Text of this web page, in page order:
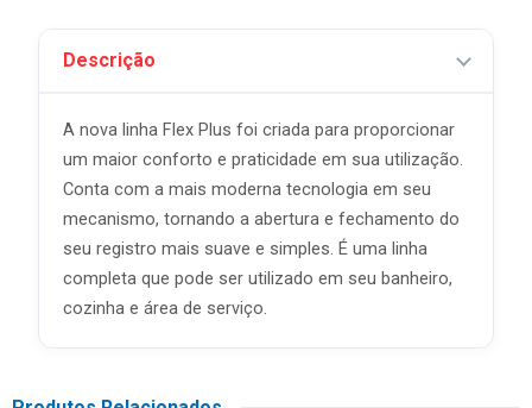
Descrição
A nova linha Flex Plus foi criada para proporcionar
um maior conforto e praticidade em sua utilização.
Conta com a mais moderna tecnologia em seu
mecanismo, tornando a abertura e fechamento do
seu registro mais suave e simples. É uma linha
completa que pode ser utilizado em seu banheiro,
cozinha e área de serviço.